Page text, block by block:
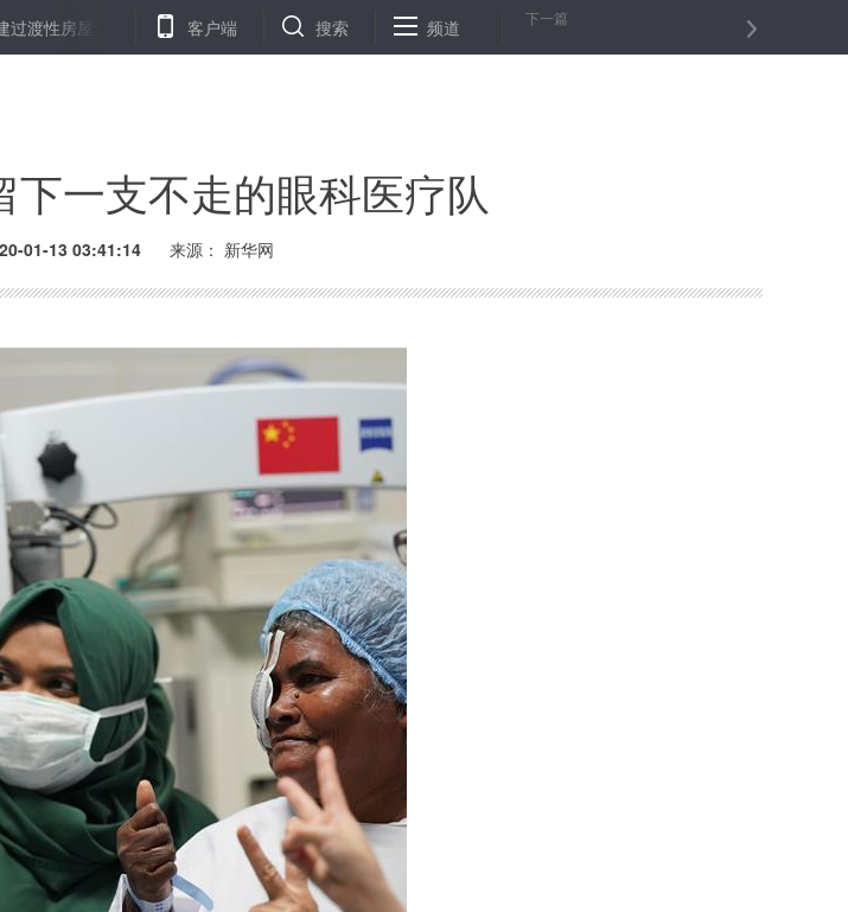
预计惠及六千香港家庭 赵克志在安徽看望慰问基层民警并调研时强调 始终做到初心如磐使命在肩 努力为全
客户端 搜索 频道 下一篇
下一支不走的眼科医疗队
01-13 03:41:14 来源： 新华网